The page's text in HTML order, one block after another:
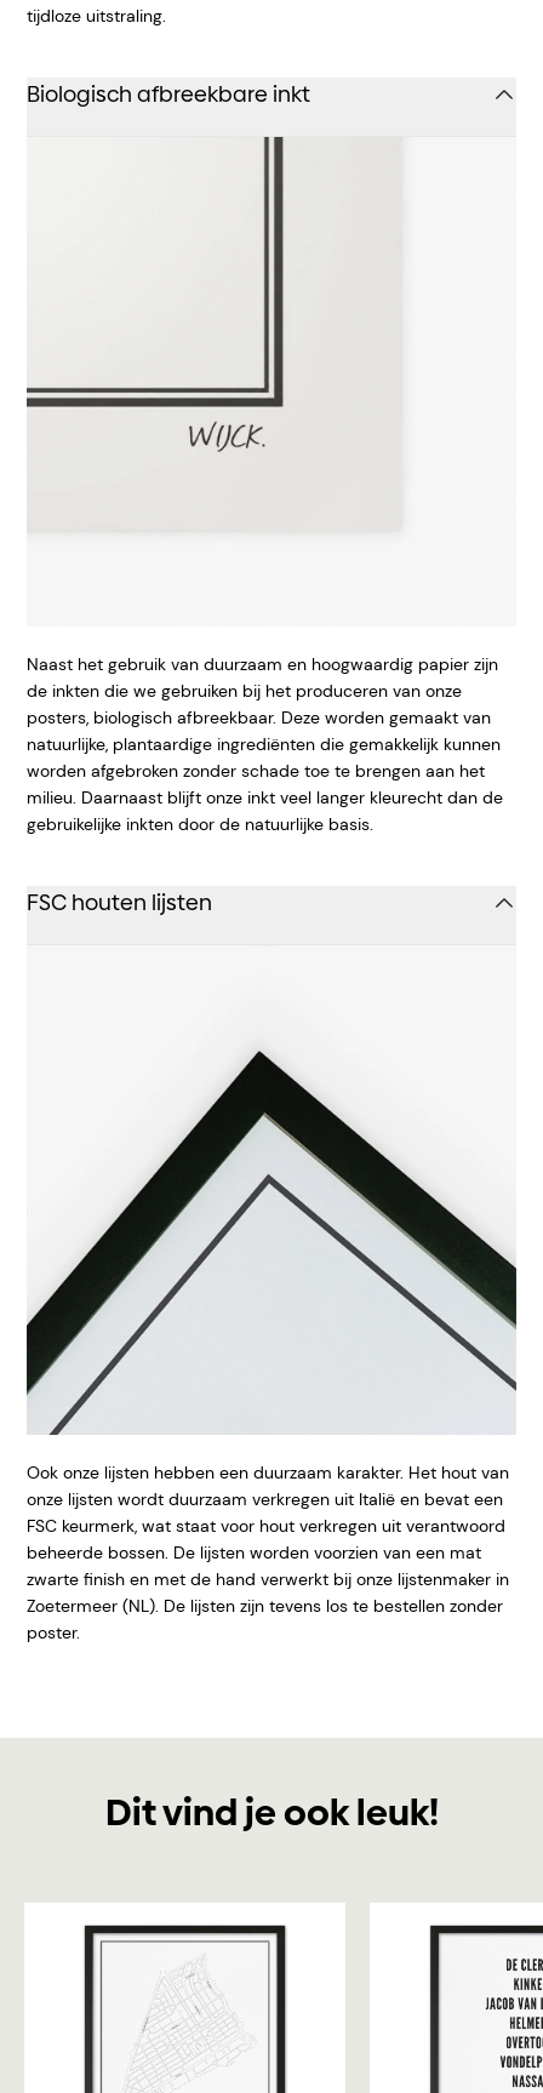
tijdloze uitstraling.
Biologisch afbreekbare inkt
Naast het gebruik van duurzaam en hoogwaardig papier zijn
de inkten die we gebruiken bij het produceren van onze
posters, biologisch afbreekbaar. Deze worden gemaakt van
natuurlijke, plantaardige ingrediënten die gemakkelijk kunnen
worden afgebroken zonder schade toe te brengen aan het
milieu. Daarnaast blijft onze inkt veel langer kleurecht dan de
gebruikelijke inkten door de natuurlijke basis.
FSC houten lijsten
Ook onze lijsten hebben een duurzaam karakter. Het hout van
onze lijsten wordt duurzaam verkregen uit Italië en bevat een
FSC keurmerk, wat staat voor hout verkregen uit verantwoord
beheerde bossen. De lijsten worden voorzien van een mat
zwarte finish en met de hand verwerkt bij onze lijstenmaker in
Zoetermeer (NL). De lijsten zijn tevens los te bestellen zonder
poster.
Dit vind je ook leuk!